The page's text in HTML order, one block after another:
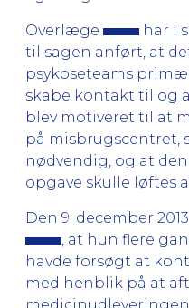
Overlæge
har i
til sagen anført, at
psykoseteams
skabe kontakt til og
blev motiveret til at
på misbrugscentret,
nødvendig, og at
opgave skulle løftes
Den 9. december
, at hun flere
havde forsøgt at
med henblik på at